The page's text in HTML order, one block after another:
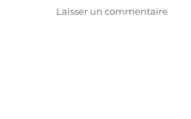
Laisser un commentairesur